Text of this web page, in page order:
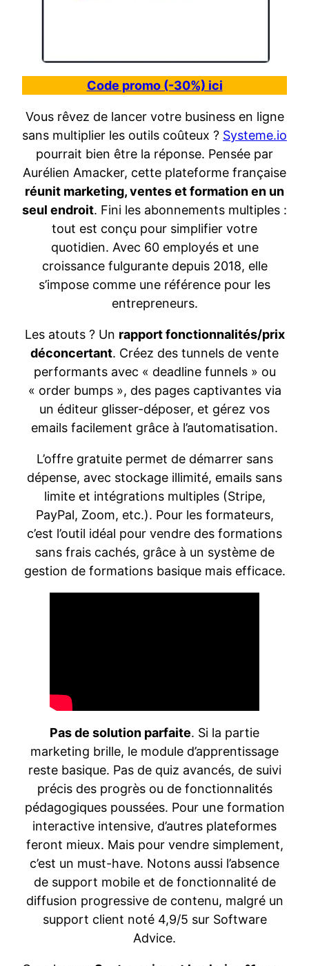
Code promo (-30%) ici
Vous rêvez de lancer votre business en ligne
sans multiplier les outils coûteux ? Systeme.io
pourrait bien être la réponse. Pensée par
Aurélien Amacker, cette plateforme française
réunit marketing, ventes et formation en un
seul endroit. Fini les abonnements multiples :
tout est conçu pour simplifier votre
quotidien. Avec 60 employés et une
croissance fulgurante depuis 2018, elle
s’impose comme une référence pour les
entrepreneurs.
Les atouts ? Un rapport fonctionnalités/prix
déconcertant. Créez des tunnels de vente
performants avec « deadline funnels » ou
« order bumps », des pages captivantes via
un éditeur glisser-déposer, et gérez vos
emails facilement grâce à l’automatisation.
L’offre gratuite permet de démarrer sans
dépense, avec stockage illimité, emails sans
limite et intégrations multiples (Stripe,
PayPal, Zoom, etc.). Pour les formateurs,
c’est l’outil idéal pour vendre des formations
sans frais cachés, grâce à un système de
gestion de formations basique mais efficace.
Pas de solution parfaite. Si la partie
marketing brille, le module d’apprentissage
reste basique. Pas de quiz avancés, de suivi
précis des progrès ou de fonctionnalités
pédagogiques poussées. Pour une formation
interactive intensive, d’autres plateformes
feront mieux. Mais pour vendre simplement,
c’est un must-have. Notons aussi l’absence
de support mobile et de fonctionnalité de
diffusion progressive de contenu, malgré un
support client noté 4,9/5 sur Software
Advice.